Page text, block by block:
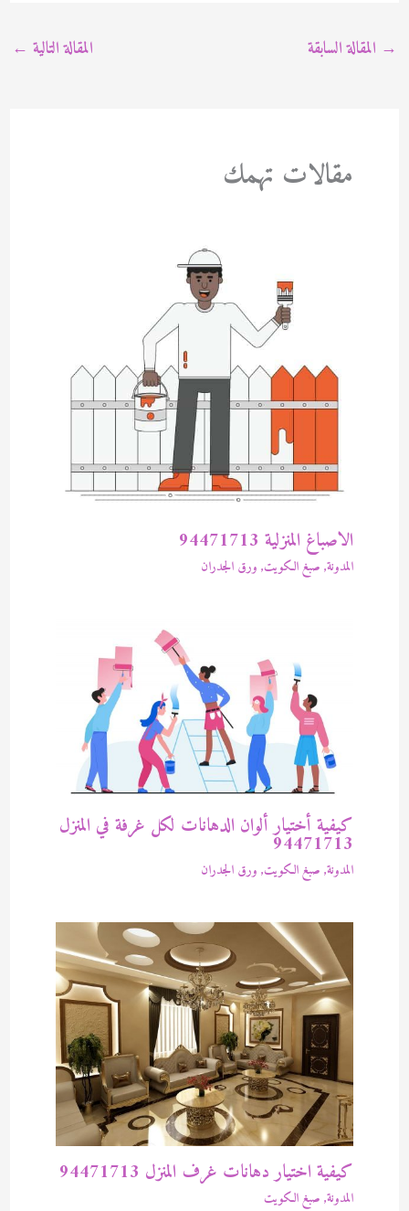
→ المقالة السابقة المقالة التالية ←
مقالات تهمك
الاصباغ المنزلية 94471713
المدونة, صبغ الكويت, ورق الجدران
كيفية أختيار ألوان الدهانات لكل غرفة في المنزل
94471713
المدونة, صبغ الكويت, ورق الجدران
كيفية اختيار دهانات غرف المنزل 94471713
المدونة, صبغ الكويت